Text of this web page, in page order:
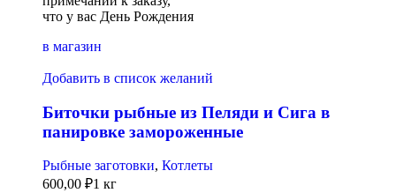
что у вас День Рождения
в магазин
Добавить в список желаний
Биточки рыбные из Пеляди и Сига в
панировке замороженные
Рыбные заготовки, Котлеты
600,00 ₽1 кг